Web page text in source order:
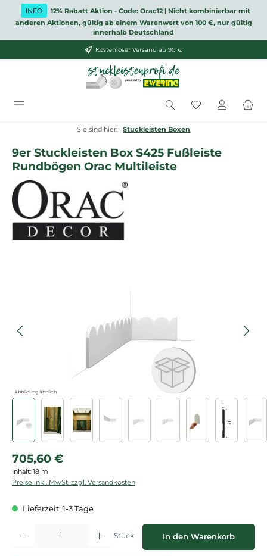
Zum Hauptinhalt springen
INFO
12% Rabatt Aktion - Code: Orac12 | Nicht kombinierbar mit
anderen Aktionen, gültig ab einem Warenwert von 100 €, nur gültig
innerhalb Deutschland
Kostenloser Versand ab 90 €
Du hast 0
Sie sind hier: Stuckleisten Boxen
9er Stuckleisten Box S425 Fußleiste
Rundbögen Orac Multileiste
Abbildung ähnlich
Regulärer Preis:
705,60 €
Inhalt: 18 m
Preise inkl. MwSt. zzgl. Versandkosten
Lieferzeit: 1-3 Tage
Produkt Anzahl: Gib den gewünschten Wert ein oder benutze die
Stück In den Warenkorb